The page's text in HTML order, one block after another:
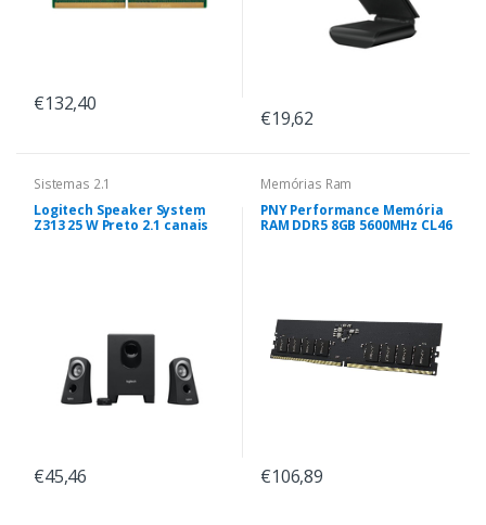
€132,40
€19,62
Sistemas 2.1
Logitech Speaker System
Z313 25 W Preto 2.1 canais
€45,46
Memórias Ram
PNY Performance Memória
RAM DDR5 8GB 5600MHz CL46
€106,89